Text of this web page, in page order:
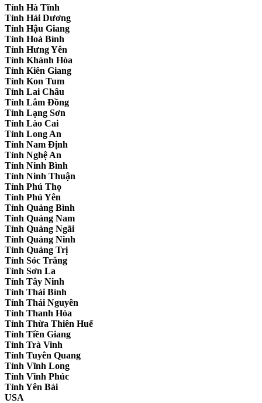
Tỉnh Hà Tĩnh
Tỉnh Hải Dương
Tỉnh Hậu Giang
Tỉnh Hoà Bình
Tỉnh Hưng Yên
Tỉnh Khánh Hòa
Tỉnh Kiên Giang
Tỉnh Kon Tum
Tỉnh Lai Châu
Tỉnh Lâm Đồng
Tỉnh Lạng Sơn
Tỉnh Lào Cai
Tỉnh Long An
Tỉnh Nam Định
Tỉnh Nghệ An
Tỉnh Ninh Bình
Tỉnh Ninh Thuận
Tỉnh Phú Thọ
Tỉnh Phú Yên
Tỉnh Quảng Bình
Tỉnh Quảng Nam
Tỉnh Quảng Ngãi
Tỉnh Quảng Ninh
Tỉnh Quảng Trị
Tỉnh Sóc Trăng
Tỉnh Sơn La
Tỉnh Tây Ninh
Tỉnh Thái Bình
Tỉnh Thái Nguyên
Tỉnh Thanh Hóa
Tỉnh Thừa Thiên Huế
Tỉnh Tiền Giang
Tỉnh Trà Vinh
Tỉnh Tuyên Quang
Tỉnh Vĩnh Long
Tỉnh Vĩnh Phúc
Tỉnh Yên Bái
USA